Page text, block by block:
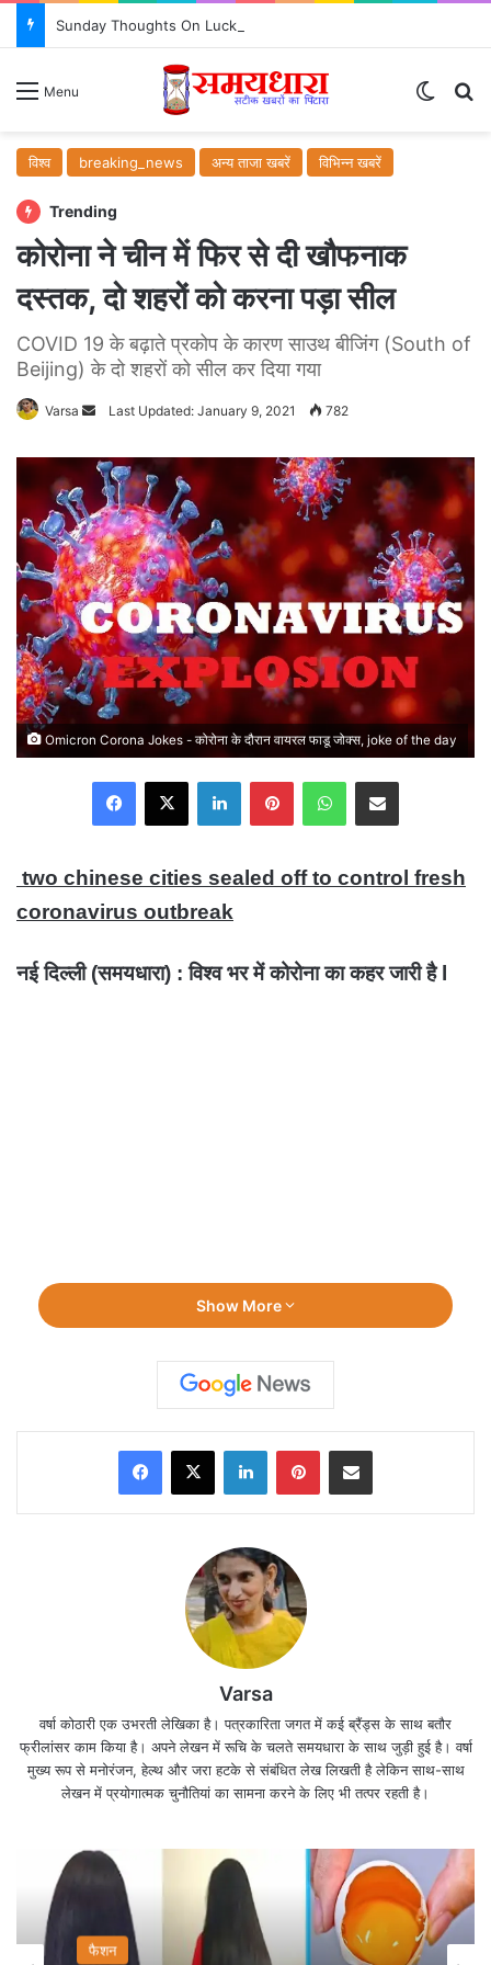
Menu
विश्व breaking_news अन्य ताजा खबरें विभिन्न खबरें
Trending
कोरोना ने चीन में फिर से दी खौफनाक
दस्तक, दो शहरों को करना पड़ा सील
COVID 19 के बढ़ाते प्रकोप के कारण साउथ बीजिंग (South of
Beijing) के दो शहरों को सील कर दिया गया
Varsa
Send
email
Last Updated: January 9, 2021 782
Omicron Corona Jokes - कोरोना के दौरान वायरल फाडू जोक्स, joke of the day
two chinese cities sealed off to control fresh
coronavirus outbreak
नई दिल्ली (समयधारा) : विश्व भर में कोरोना का कहर जारी है l
वैक्सीन की सुगबुगाहट के बीच कोरोना ने एक बार फिर चीन को
अपने शिंकजे में ले लिया है l
चीन (China) में कोरोना वायरस तेजी से फैल रहा है। चीन में
हालात इतने बदतर हो चले है कि साउथ बीजिंग (South of
Beijing) के दो शहरों को सील कर दिया गया है।
Show More
Varsa
वर्षा कोठारी एक उभरती लेखिका है। पत्रकारिता जगत में कई ब्रैंड्स के साथ बतौर
फ्रीलांसर काम किया है। अपने लेखन में रूचि के चलते समयधारा के साथ जुड़ी हुई है। वर्षा
मुख्य रूप से मनोरंजन, हेल्थ और जरा हटके से संबंधित लेख लिखती है लेकिन साथ-साथ
लेखन में प्रयोगात्मक चुनौतियां का सामना करने के लिए भी तत्पर रहती है।
फैशन